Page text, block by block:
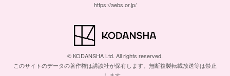
https://aebs.or.jp/
© KODANSHA Ltd. All rights reserved.
このサイトのデータの著作権は講談社が保有します。無断複製転載放送等は禁止